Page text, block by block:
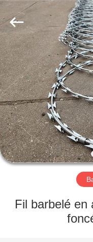
À
LA
MAISON
PRODUITS
À
PROPOS
NOUS
Mesh
Co.,
Ltd..
All
Rights
Reserved.
Fil barbelé en